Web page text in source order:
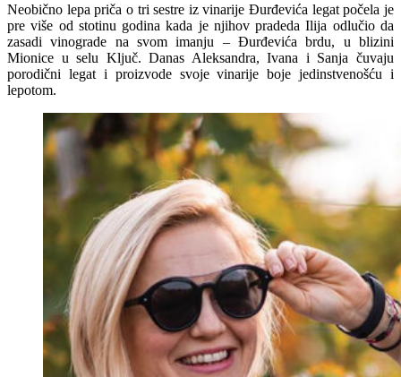
Neobično lepa priča o tri sestre iz vinarije Đurđevića legat počela je
pre više od stotinu godina kada je njihov pradeda Ilija odlučio da
zasadi vinograde na svom imanju – Đurđevića brdu, u blizini
Mionice u selu Ključ. Danas Aleksandra, Ivana i Sanja čuvaju
porodični legat i proizvode svoje vinarije boje jedinstvenošću i
lepotom.